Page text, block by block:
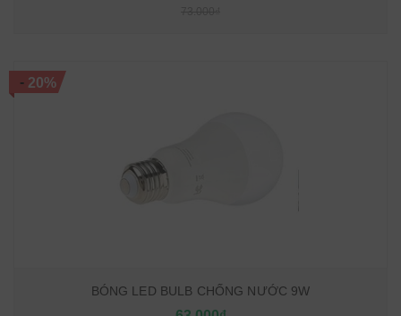
-20%
BÓNG LED BULB CHỐNG NƯỚC 9W